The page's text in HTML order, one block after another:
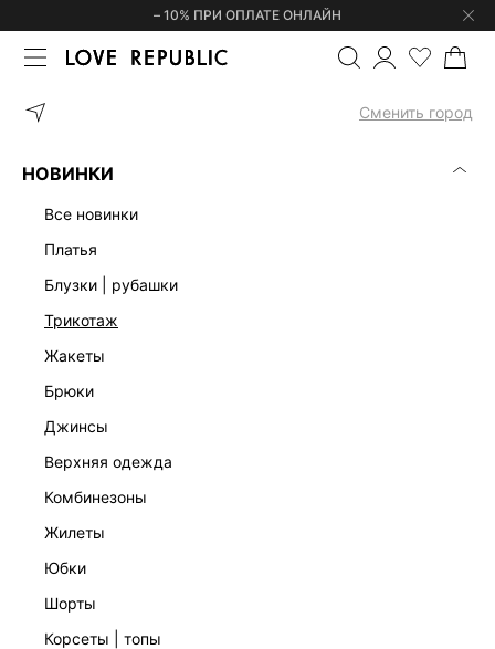
– 10% ПРИ ОПЛАТЕ ОНЛАЙН
Сменить город
НОВИНКИ
все новинки
платья
блузки | рубашки
трикотаж
жакеты
брюки
джинсы
верхняя одежда
комбинезоны
жилеты
юбки
шорты
корсеты | топы
ГЛАВНАЯ ДЖИНСОВЫЕ ШОРТЫ-БЕРМУДЫ